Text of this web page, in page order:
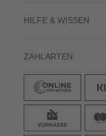
HILFE & WISSEN
ZAHLARTEN